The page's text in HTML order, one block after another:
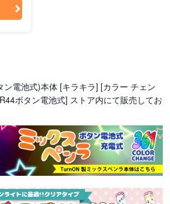
ン電池式)本体 [キラキラ] [カラー チェン
ボタン電池式] ストア内にて販売してお